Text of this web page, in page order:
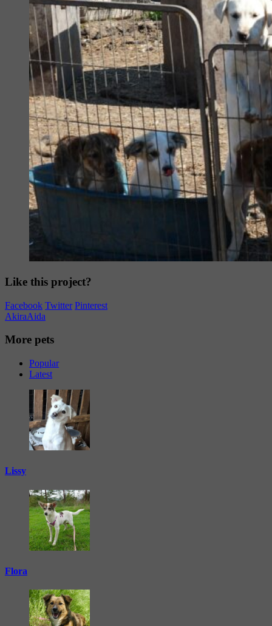
Like this project?
Facebook Twitter Pinterest
AkiraAida
More pets
Popular
Latest
Lissy
Flora